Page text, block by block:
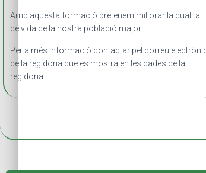
Amb aquesta formació pretenem millorar la qualitat
de vida de la nostra població major.
Per a més informació contactar pel correu
de la regidoria que es mostra en les dades de la
regidoria.